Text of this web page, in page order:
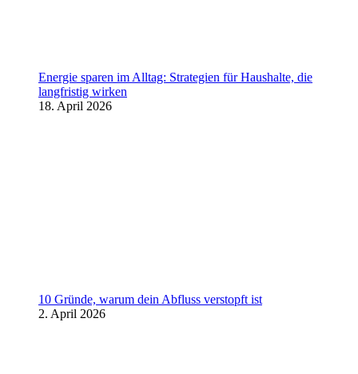
Energie sparen im Alltag: Strategien für Haushalte, die
langfristig wirken
18. April 2026
10 Gründe, warum dein Abfluss verstopft ist
2. April 2026